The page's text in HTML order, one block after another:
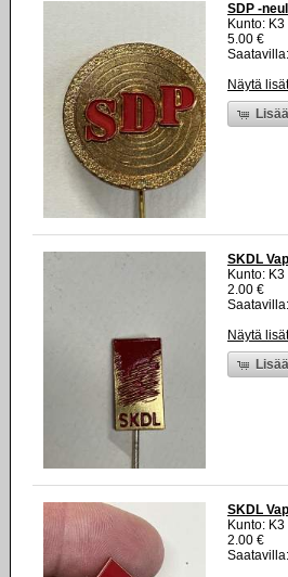
SDP -
Kunto:
5.00 €
Näytä
SKDL
Kunto:
2.00 €
Näytä
SKDL
Kunto:
2.00 €